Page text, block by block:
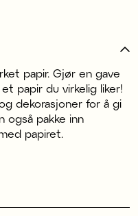
papir. Gjør en gave
papir du virkelig liker!
dekorasjoner for å gi
også pakke inn
papiret.